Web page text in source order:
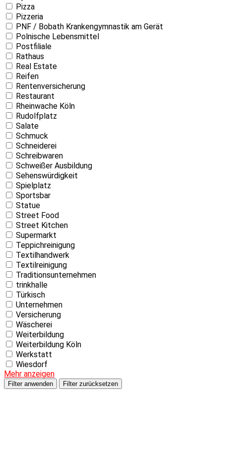
Pizza
Pizzeria
PNF / Bobath Krankengymnastik am Gerät
Polnische Lebensmittel
Postfiliale
Rathaus
Real Estate
Reifen
Rentenversicherung
Restaurant
Rheinwache Köln
Rudolfplatz
Salate
Schmuck
Schneiderei
Schreibwaren
Schweißer Ausbildung
Sehenswürdigkeit
Spielplatz
Sportsbar
Statue
Street Food
Street Kitchen
Supermarkt
Teppichreinigung
Textilhandwerk
Textilreinigung
Traditionsunternehmen
trinkhalle
Türkisch
Unternehmen
Versicherung
Wäscherei
Weiterbildung
Weiterbildung Köln
Werkstatt
Wiesdorf
Mehr anzeigen
Filter anwenden Filter zurücksetzen